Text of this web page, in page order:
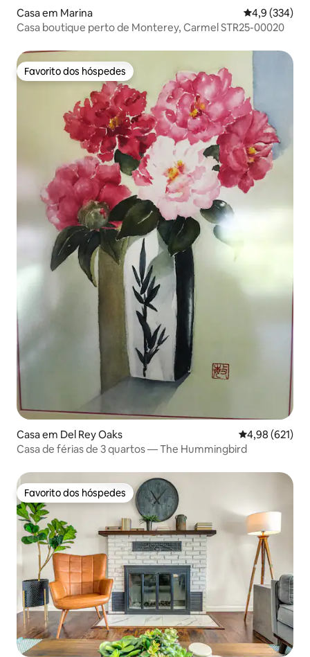
Casa em Marina Classificação
4,9 (334)
Casa boutique perto de Monterey, Carmel STR25-00020
Favorito dos hóspedes
Favorito dos hóspedes
Casa em Del Rey Oaks Classificação
4,98 (621)
Casa de férias de 3 quartos — The Hummingbird
Favorito dos hóspedes
Favorito dos hóspedes